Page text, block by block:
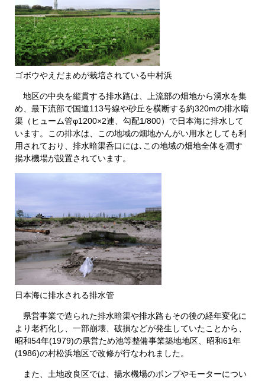
ゴボウやえだまめが栽培されている中村浜
地区の中央を縦貫する排水路は、上流部の畑地から湧水を集
め、最下流部で国道113号線や砂丘を横断する約320mの排水暗
渠（ヒューム管φ1200×2連、勾配1/800）で日本海に排水して
います。この排水は、この地域の畑地かんがい用水としても利
用されており、排水暗渠呑口には､この地域の畑地全体を潤す
揚水機場が設置されています。
日本海に排水される排水管
県営事業で造られた排水暗渠や排水路もその後の経年変化に
より老朽化し、一部崩壊、破損などが発生していたことから、
昭和54年(1979)の県営ため池等整備事業築地地区、昭和61年
(1986)の村松浜地区で改修が行なわれました。
また、土地改良区では、揚水機場のポンプやモーターについ